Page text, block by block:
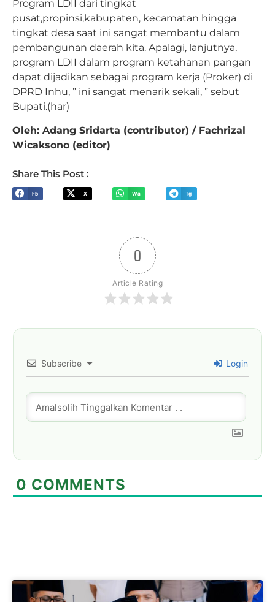
Program LDII dari tingkat
pusat,propinsi,kabupaten, kecamatan hingga
tingkat desa saat ini sangat membantu dalam
pembangunan daerah kita. Apalagi, lanjutnya,
program LDII dalam program ketahanan pangan
dapat dijadikan sebagai program kerja (Proker) di
DPRD Inhu, ” ini sangat menarik sekali, ” sebut
Bupati.(har)
Oleh: Adang Sridarta (contributor) / Fachrizal
Wicaksono (editor)
Share This Post :
Fb X Wa Tg
0
Article Rating
Subscribe Login
0 COMMENTS